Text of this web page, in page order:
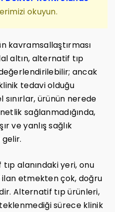
okuyun.
kavramsallaştırması
altın, alternatif tıp
ancak
tedavi olduğu
sınırlar, ürünün nerede
sağlanmadığında,
ve yanlış sağlık
gelir.
alanındaki yeri, onu
ilan etmekten çok, doğru
Alternatif tıp ürünleri,
sürece klinik